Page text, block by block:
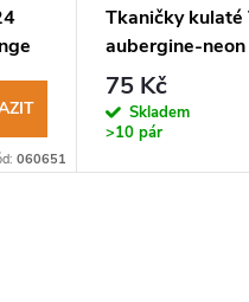
060651
Tkaničky kulaté
aubergine-
75 Kč
Skladem
>10 pár